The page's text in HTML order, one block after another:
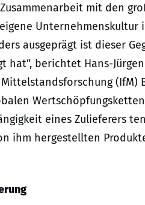
mit den
Unternehmenskultur
ausgeprägt ist dieser
hat“, berichtet Hans-
(IfM)
eines Zulieferers
ihm hergestellten